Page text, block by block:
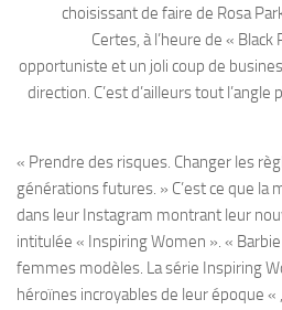
choisissant de faire de Rosa
Certes, à l’heure de «
opportuniste et un joli coup de
direction. C’est d’ailleurs tout
« Prendre des risques. Changer les
générations futures. » C’est ce que la
dans leur Instagram montrant leur
intitulée « Inspiring Women ». «
femmes modèles. La série Inspiring
héroïnes incroyables de leur époque